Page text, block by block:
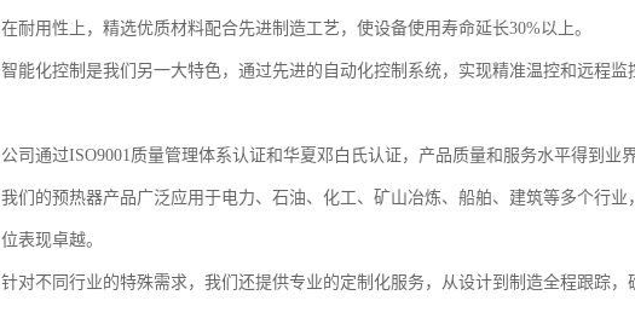
在耐用性上，精选优质材料配合先进制造工艺，使设备使用寿命延长30%以上。
智能化控制是我们另一大特色，通过先进的自动化控制系统，实现精准温控和远程
公司通过ISO9001质量管理体系认证和华夏邓白氏认证，产品质量和服务水平得到业
我们的预热器产品广泛应用于电力、石油、化工、矿山冶炼、船舶、建筑等多个行
位表现卓越。
针对不同行业的特殊需求，我们还提供专业的定制化服务，从设计到制造全程跟踪